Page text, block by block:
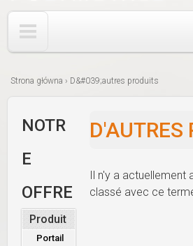
êtes
Strona główna › D&#039;autres produits
D'AUTRES
Il n'y a actuellement
classé avec ce
NOTR
E
OFFRE
Produit
Portail